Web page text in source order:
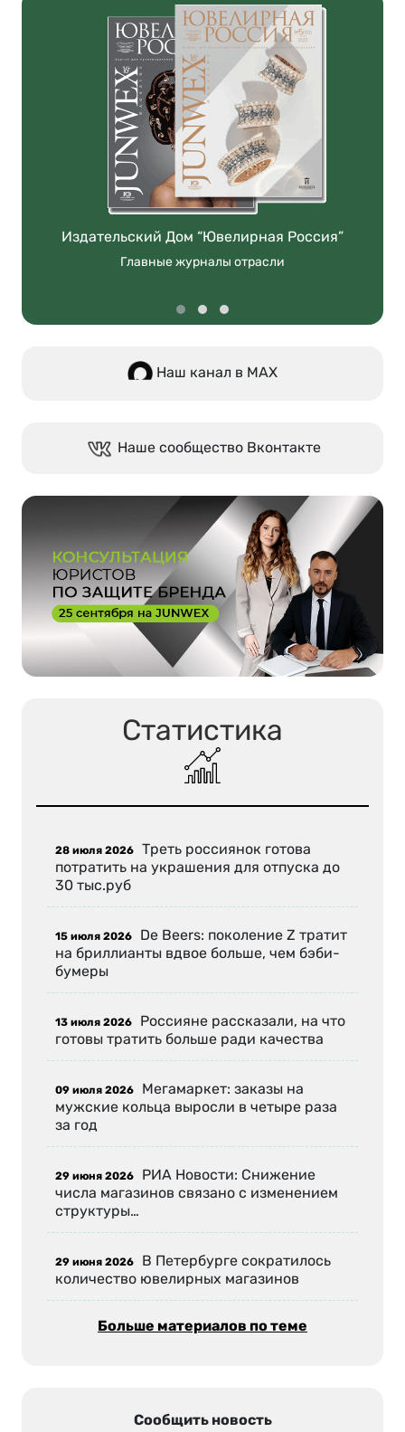
Издательский Дом “Ювелирная Россия”
Главные журналы отрасли
Наш канал в МАХ
Наше сообщество Вконтакте
Статистика
28 июля 2026 Треть россиянок готова
потратить на украшения для отпуска до
30 тыс.руб
15 июля 2026 De Beers: поколение Z тратит
на бриллианты вдвое больше, чем бэби-
бумеры
13 июля 2026 Россияне рассказали, на что
готовы тратить больше ради качества
09 июля 2026 Мегамаркет: заказы на
мужские кольца выросли в четыре раза
за год
29 июня 2026 РИА Новости: Снижение
числа магазинов связано с изменением
структуры…
29 июня 2026 В Петербурге сократилось
количество ювелирных магазинов
Больше материалов по теме
Сообщить новость